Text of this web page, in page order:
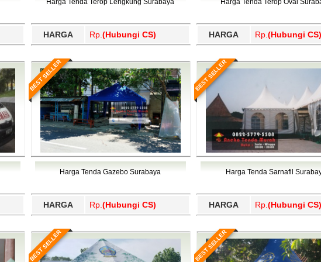
HARGA Rp. (Hubungi CS) HARGA Rp. (Hubungi CS)
BEST SELLER
Harga Tenda Gazebo Surabaya
HARGA Rp. (Hubungi CS)
BEST SELLER
Harga Tenda Sarnafil
HARGA Rp. (Hubungi CS)
BEST SELLER BEST SELLER